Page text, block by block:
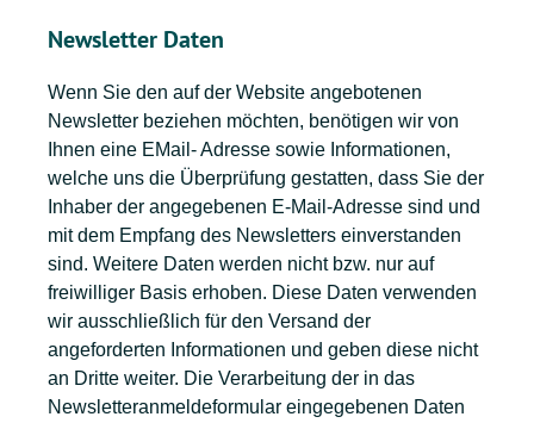
Newsletter Daten
Wenn Sie den auf der Website angebotenen
Newsletter beziehen möchten, benötigen wir von
Ihnen eine EMail- Adresse sowie Informationen,
welche uns die Überprüfung gestatten, dass Sie der
Inhaber der angegebenen E-Mail-Adresse sind und
mit dem Empfang des Newsletters einverstanden
sind. Weitere Daten werden nicht bzw. nur auf
freiwilliger Basis erhoben. Diese Daten verwenden
wir ausschließlich für den Versand der
angeforderten Informationen und geben diese nicht
an Dritte weiter. Die Verarbeitung der in das
Newsletteranmeldeformular eingegebenen Daten